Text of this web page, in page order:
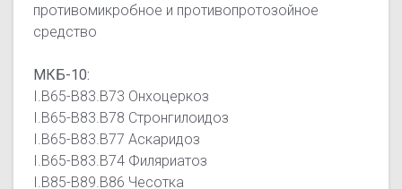
противомикробное и противопротозойное
средство
МКБ-10:
I.B65-B83.B73 Онхоцеркоз
I.B65-B83.B78 Стронгилоидоз
I.B65-B83.B77 Аскаридоз
I.B65-B83.B74 Филяриатоз
I.B85-B89.B86 Чесотка